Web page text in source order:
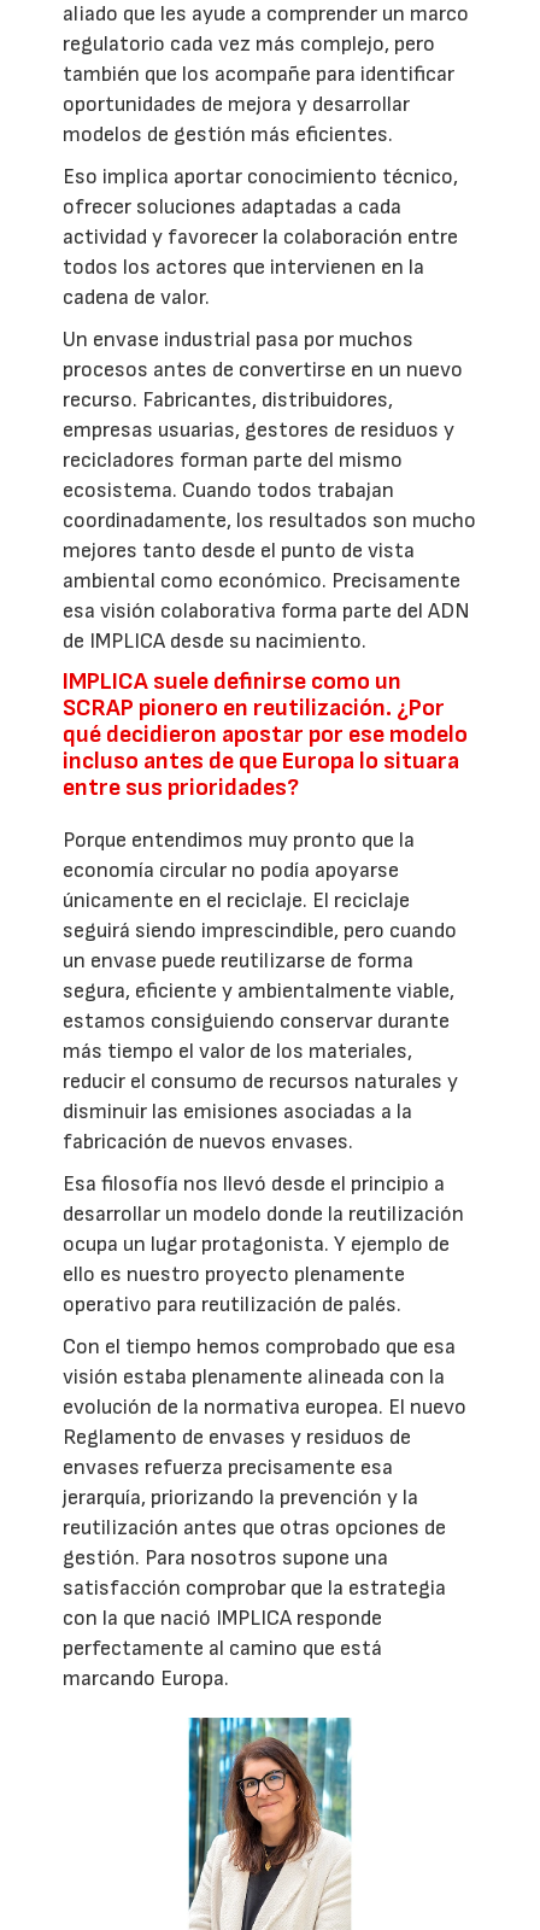
aliado que les ayude a comprender un marco
regulatorio cada vez más complejo, pero
también que los acompañe para identificar
oportunidades de mejora y desarrollar
modelos de gestión más eficientes.
Eso implica aportar conocimiento técnico,
ofrecer soluciones adaptadas a cada
actividad y favorecer la colaboración entre
todos los actores que intervienen en la
cadena de valor.
Un envase industrial pasa por muchos
procesos antes de convertirse en un nuevo
recurso. Fabricantes, distribuidores,
empresas usuarias, gestores de residuos y
recicladores forman parte del mismo
ecosistema. Cuando todos trabajan
coordinadamente, los resultados son mucho
mejores tanto desde el punto de vista
ambiental como económico. Precisamente
esa visión colaborativa forma parte del ADN
de IMPLICA desde su nacimiento.
IMPLICA suele definirse como un
SCRAP pionero en reutilización. ¿Por
qué decidieron apostar por ese modelo
incluso antes de que Europa lo situara
entre sus prioridades?
Porque entendimos muy pronto que la
economía circular no podía apoyarse
únicamente en el reciclaje. El reciclaje
seguirá siendo imprescindible, pero cuando
un envase puede reutilizarse de forma
segura, eficiente y ambientalmente viable,
estamos consiguiendo conservar durante
más tiempo el valor de los materiales,
reducir el consumo de recursos naturales y
disminuir las emisiones asociadas a la
fabricación de nuevos envases.
Esa filosofía nos llevó desde el principio a
desarrollar un modelo donde la reutilización
ocupa un lugar protagonista. Y ejemplo de
ello es nuestro proyecto plenamente
operativo para reutilización de palés.
Con el tiempo hemos comprobado que esa
visión estaba plenamente alineada con la
evolución de la normativa europea. El nuevo
Reglamento de envases y residuos de
envases refuerza precisamente esa
jerarquía, priorizando la prevención y la
reutilización antes que otras opciones de
gestión. Para nosotros supone una
satisfacción comprobar que la estrategia
con la que nació IMPLICA responde
perfectamente al camino que está
marcando Europa.